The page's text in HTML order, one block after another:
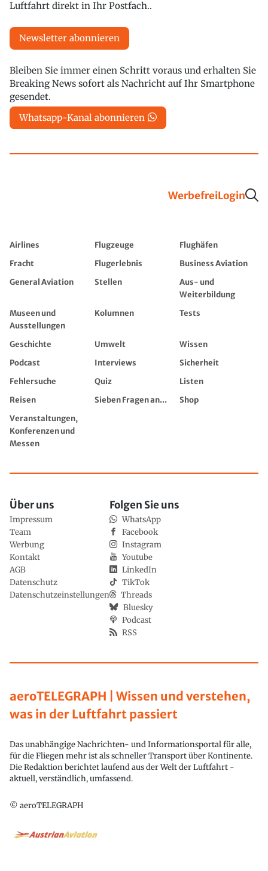
Luftfahrt direkt in Ihr Postfach..
Newsletter abonnieren
Bleiben Sie immer einen Schritt voraus und erhalten Sie
Breaking News sofort als Nachricht auf Ihr Smartphone
gesendet.
Whatsapp-Kanal abonnieren
WerbefreiLogin
Airlines Flugzeuge
Flughäfen
Fracht
Flugerlebnis
Business Aviation
General Aviation
Stellen
Aus- und
Weiterbildung
Museen und
Ausstellungen
Kolumnen Tests
Geschichte Umwelt
Wissen
Podcast
Interviews
Sicherheit
Fehlersuche
Quiz
Listen
Reisen
Sieben Fragen an...
Shop
Veranstaltungen,
Konferenzen und
Messen
aeroTELEGRAPH | Wissen und verstehen,
was in der Luftfahrt passiert
Das unabhängige Nachrichten- und Informationsportal für alle,
für die Fliegen mehr ist als schneller Transport über Kontinente.
Die Redaktion berichtet laufend aus der Welt der Luftfahrt -
aktuell, verständlich, umfassend.
© aeroTELEGRAPH
Über uns
Impressum
Team
Werbung
Kontakt
AGB
Datenschutz
Datenschutzeinstellungen
Folgen Sie uns
WhatsApp
Facebook
Instagram
Youtube
LinkedIn
TikTok
Threads
Bluesky
Podcast
RSS